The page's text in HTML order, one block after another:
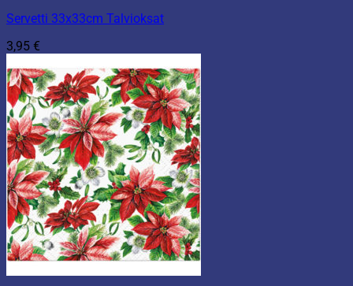
Servetti 33x33cm Talvioksat
3,95 €